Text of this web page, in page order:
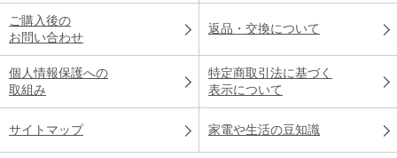
ご購入後の
お問い合わせ
返品・交換について
個人情報保護への
取組み
特定商取引法に基づく
表示について
サイトマップ 家電や生活の豆知識